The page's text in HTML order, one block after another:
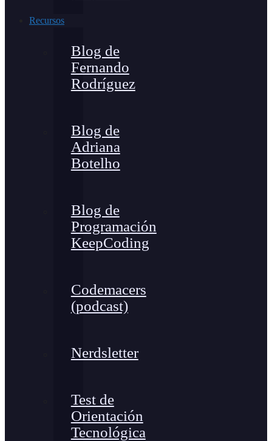
Recursos
Blog de
Fernando
Rodríguez
Blog de
Adriana
Botelho
Blog de
Programación
KeepCoding
Codemacers
(podcast)
Nerdsletter
Test de
Orientación
Tecnológica